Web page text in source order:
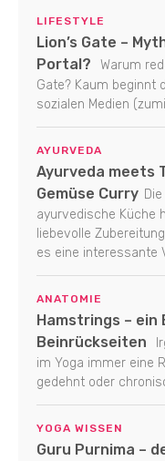
LIFESTYLE
Lion’s Gate –
Portal?
Warum
Gate? Kaum beginnt
sozialen Medien
AYURVEDA
Ayurveda meets
Gemüse Curry
ayurvedische Küche
liebevolle
es eine interessante
ANATOMIE
Hamstrings – ein
Beinrückseiten
im Yoga immer eine
gedehnt oder
YOGA WISSEN
Guru Purnima –